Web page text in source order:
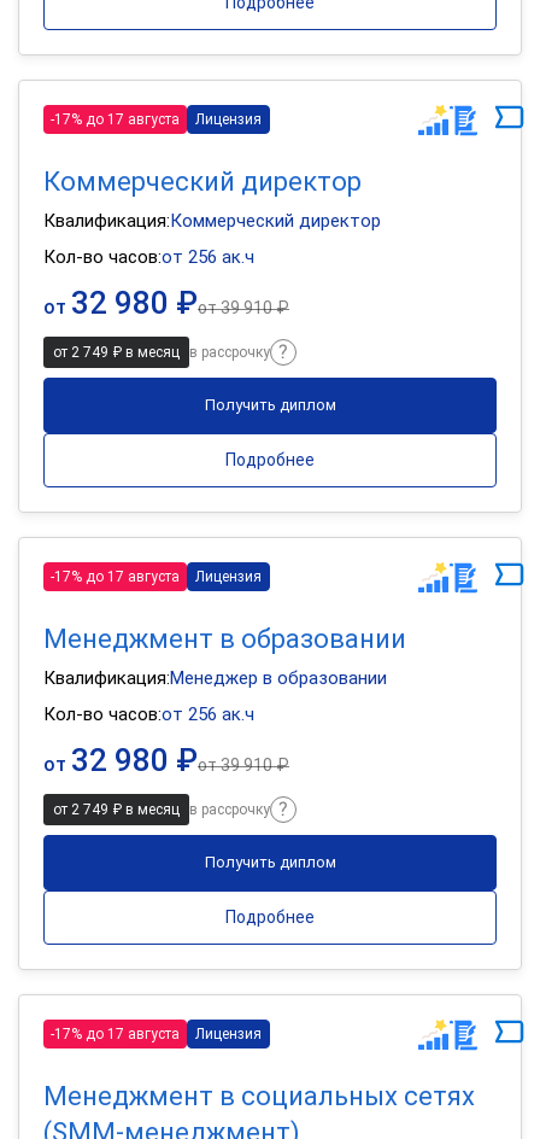
-17% до 17 августа Лицензия
Коммерческий директор
Квалификация:Коммерческий директор
Кол-во часов:от 256 ак.ч
от 32 980 ₽от39 910 ₽
от 2 749 ₽ в месяц в рассрочку
Получить диплом
Подробнее
-17% до 17 августа Лицензия
Менеджмент в образовании
Квалификация:Менеджер в образовании
Кол-во часов:от 256 ак.ч
от 32 980 ₽от39 910 ₽
от 2 749 ₽ в месяц в рассрочку
Получить диплом
Подробнее
-17% до 17 августа Лицензия
Менеджмент в социальных сетях
(SMM-менеджмент)